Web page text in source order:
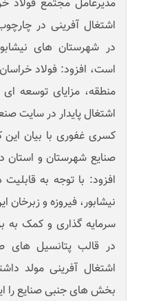
مدیرعامل مجتمع فولاد
اشتغال آفرینی در
در شهرستان های
است، افزود: فولاد
منطقه، مزایای توسعه
اشتغال پایدار در سایت
کسری غفوری با بیان این
صنایع شهرستان و استان
افزود: با توجه به
نیشابور، فیروزه و زبرخان
سرمایه گذاری و کمک به
در قالب پتانسیل
اشتغال آفرینی مولد
بخش های جنبی صنایع را